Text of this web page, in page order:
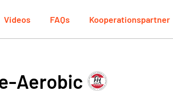
Videos FAQs Kooperationspartner
Aerobic